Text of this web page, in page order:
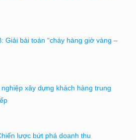
Giải bài toán “cháy hàng giờ vàng –
xây dựng khách hàng trung
lược bứt phá doanh thu